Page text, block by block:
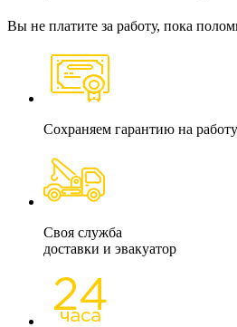
Вы не платите за работу, пока
Сохраняем гарантию на
Своя служба
доставки и эвакуатор